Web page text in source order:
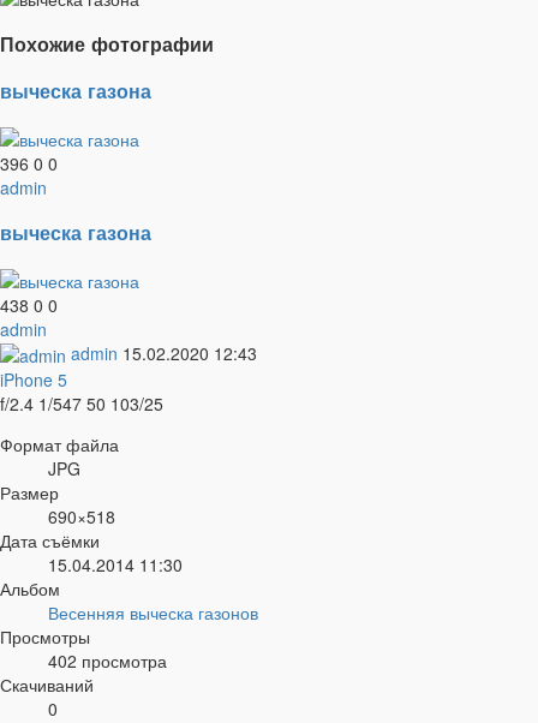
Похожие фотографии
выческа газона
396 0 0
admin
выческа газона
438 0 0
admin
admin 15.02.2020 12:43
iPhone 5
f/2.4 1/547 50 103/25
Формат файла
JPG
Размер
690×518
Дата съёмки
15.04.2014 11:30
Альбом
Весенняя выческа газонов
Просмотры
402 просмотра
Скачиваний
0